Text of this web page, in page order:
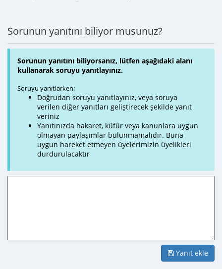
Sorunun yanıtını biliyor musunuz?
Sorunun yanıtını biliyorsanız, lütfen aşağıdaki alanı
kullanarak soruyu yanıtlayınız.
Soruyu yanıtlarken:
Doğrudan soruyu yanıtlayınız, veya soruya
verilen diğer yanıtları geliştirecek şekilde yanıt
veriniz
Yanıtınızda hakaret, küfür veya kanunlara uygun
olmayan paylaşımlar bulunmamalıdır. Buna
uygun hareket etmeyen üyelerimizin üyelikleri
durdurulacaktır
Yanıt ekle